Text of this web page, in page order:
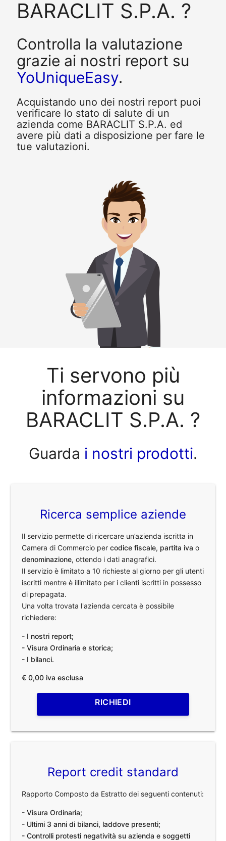
BARACLIT S.P.A. ?
Controlla la valutazione
grazie ai nostri report su
YoUniqueEasy.
Acquistando uno dei nostri report puoi
verificare lo stato di salute di un
azienda come BARACLIT S.P.A. ed
avere più dati a disposizione per fare le
tue valutazioni.
Ti servono più
informazioni su
BARACLIT S.P.A. ?
Guarda i nostri prodotti.
Ricerca semplice aziende
Il servizio permette di ricercare un’azienda iscritta in
Camera di Commercio percodice fiscale, partita iva o
denominazione, ottendo i dati anagrafici.
Il servizio è limitato a 10 richieste al giorno per gli utenti
iscritti mentre è illimitato per i clienti iscritti in possesso
di prepagata.
Una volta trovata l'azienda cercata è possibile
richiedere:
- I nostri report;
- Visura Ordinaria e storica;
- I bilanci.
€ 0,00 iva esclusa
RICHIEDI
Report credit standard
Rapporto Composto da Estratto dei seguenti contenuti:
- Visura Ordinaria;
- Ultimi 3 anni di bilanci, laddove presenti;
- Controlli protesti negatività su azienda e soggetti